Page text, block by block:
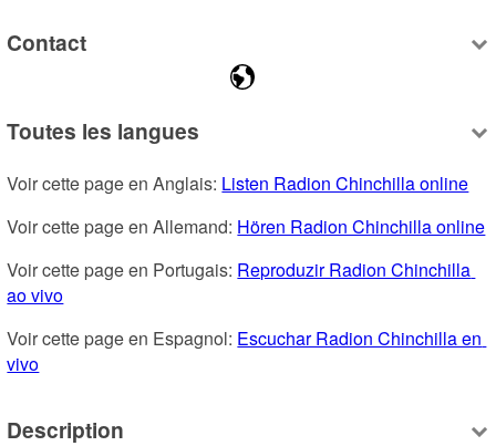
Contact
Toutes les langues
Voir cette page en Anglais: Listen Radion Chinchilla online
Voir cette page en Allemand: Hören Radion Chinchilla online
Voir cette page en Portugais: Reproduzir Radion Chinchilla
ao vivo
Voir cette page en Espagnol: Escuchar Radion Chinchilla en
vivo
Description